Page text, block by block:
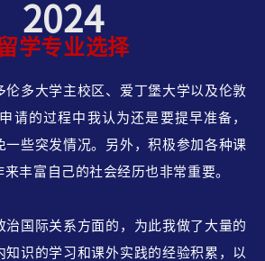
2024
学专业选择
伦多大学主校区、爱丁堡大学以及伦敦
请的过程中我认为还是要提早准备，
一些突发情况。另外，积极参加各种课
丰富自己的社会经历也非常重要。
治国际关系方面的，为此我做了大量的
知识的学习和课外实践的经验积累，以